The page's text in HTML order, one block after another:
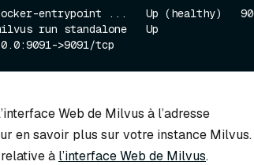
entrypoint ...   Up (healthy)
run standalone   Up
Web de Milvus à l’adresse
en savoir plus sur votre instance
à l’interface Web de Milvus.